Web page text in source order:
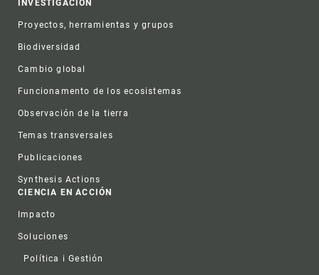
INVESTIGACIÓN
Proyectos, herramientas y grupos
Biodiversidad
Cambio global
Funcionamento de los ecosistemas
Observación de la tierra
Temas transversales
Publicaciones
Synthesis Actions
CIENCIA EN ACCIÓN
Impacto
Soluciones
Política i Gestión